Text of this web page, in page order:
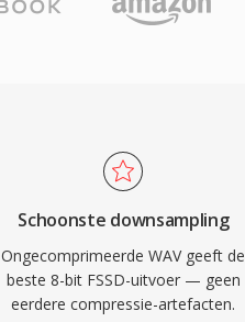
Schoonste downsampling
Ongecomprimeerde WAV geeft de
beste 8-bit FSSD-uitvoer — geen
eerdere compressie-artefacten.